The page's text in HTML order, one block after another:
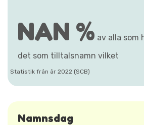
NAN % av alla som
det som tilltalsnamn vilket
Statistik från år 2022 (SCB)
Namnsdag